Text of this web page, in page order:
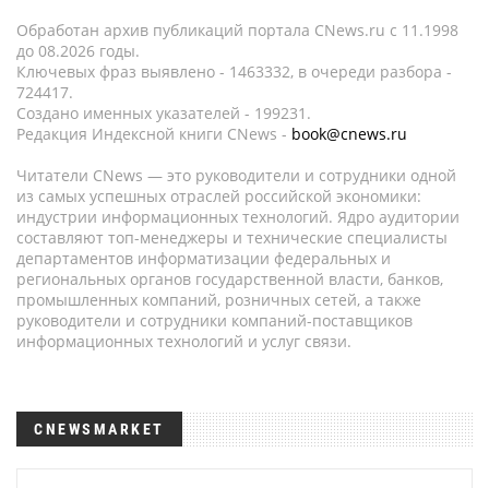
Обработан архив публикаций портала CNews.ru c 11.1998
до 08.2026 годы.
Ключевых фраз выявлено - 1463332, в очереди разбора -
724417.
Создано именных указателей - 199231.
Редакция Индексной книги CNews - book@cnews.ru
Читатели CNews — это руководители и сотрудники одной
из самых успешных отраслей российской экономики:
индустрии информационных технологий. Ядро аудитории
составляют топ-менеджеры и технические специалисты
департаментов информатизации федеральных и
региональных органов государственной власти, банков,
промышленных компаний, розничных сетей, а также
руководители и сотрудники компаний-поставщиков
информационных технологий и услуг связи.
CNEWSMARKET